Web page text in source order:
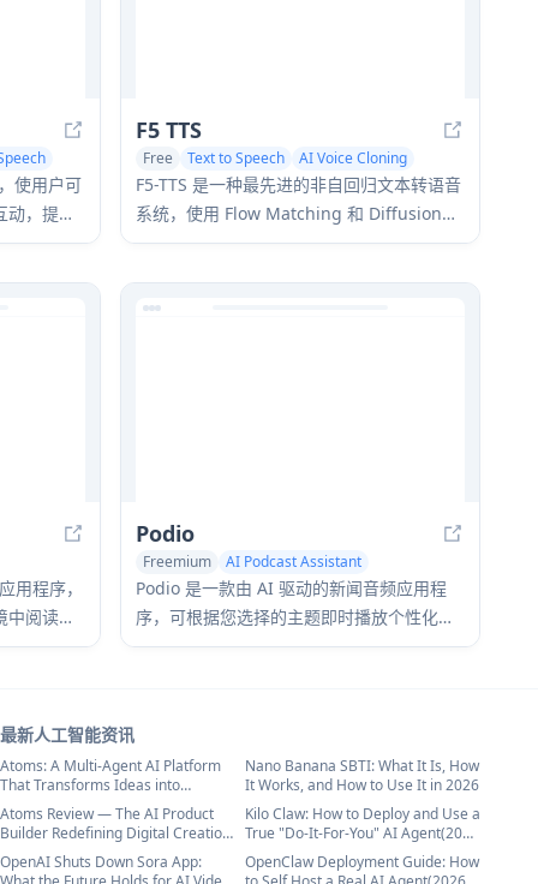
使用户可
，提供
动化，支
F5 TTS
Free Text to Speech
AI Voice Cloning
AI Speech Synthesis
F5-TTS 是一种最先进的非自回归文本转语音
系统，使用 Flow Matching 和 Diffusion
Transformer 技术生成高度自然和富有表现
用程序，
阅读文
文章 - 所
Podio
Freemium
AI Podcast Assistant
Text to Speech
Podio 是一款由 AI 驱动的新闻音频应用程
序，可根据您选择的主题即时播放个性化的
电台式播客频道，提供每日更新、自定义节
最新人工智能资讯
Atoms: A Multi-Agent AI Platform
That Transforms Ideas into
Launch-Ready Products
Nano Banana SBTI: What It Is, How
It Works, and How to Use It in 2026
Atoms Review — The AI Product
Builder Redefining Digital Creation
in 2026
Kilo Claw: How to Deploy and Use a
True "Do‑It‑For‑You" AI Agent(2026
Update)
OpenAI Shuts Down Sora App:
OpenClaw Deployment Guide: How